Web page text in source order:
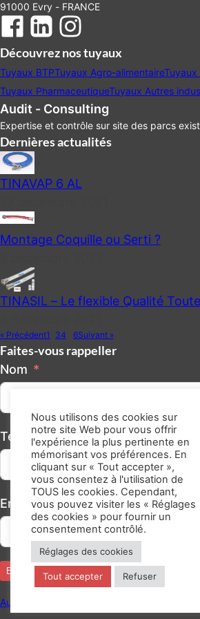
91000 Evry - FRANCE
Découvrez nos tuyaux
Tuyaux BTPTuyaux Agro-alimentaireTuyaux
Tuyaux PharmaceutiqueTuyaux Autres
Audit - Consulting
Expertise et contrôle sur site des parcs
Dernières actualités
TINAVAP 6 AL
Montage Coquille ou Serti ?
TINASIL – Le flexible Qualité
« Précédent1 34 6Suivant »
Faites-vous rappeller
Nom
Téléphone/GSM
Email
Envoyer
Alternative:
Audit Consulting
Nous utilisons des cookies sur
notre site Web pour vous offrir
l'expérience la plus pertinente en
mémorisant vos préférences. En
cliquant sur « Tout accepter »,
vous consentez à l'utilisation de
TOUS les cookies. Cependant,
vous pouvez visiter les « Réglages
des cookies » pour fournir un
consentement contrôlé.
Réglages des cookies
Tout accepter Refuser